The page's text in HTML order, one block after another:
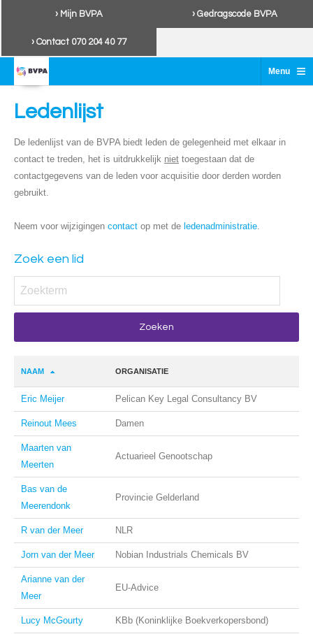
› Mijn BVPA › Gedragscode BVPA
› Contact 070 204 40 77
Menu ≡
Ledenlijst
De ledenlijst van de BVPA biedt leden de gelegenheid met elkaar in
contact te treden, het is uitdrukkelijk niet toegestaan dat de
contactgegevens van de leden voor acquisitie door derden worden
gebruikt.
Neem voor wijzigingen contact op met de ledenadministratie.
Zoek een lid
NAAM ORGANISATIE
Eric Meijer Pelican Key Legal Consultancy BV
Reinout Mees Damen
Maarten van
Meerten
Actuarieel Genootschap
Bas van de
Meerendonk
Provincie Gelderland
R van der Meer NLR
Jorn van der Meer Nobian Industrials Chemicals BV
Arianne van der
Meer
EU-Advice
Lucy McGourty KBb (Koninklijke Boekverkopersbond)